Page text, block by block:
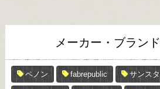
メーカー・ブラン
ペノン fabrepublic サンス